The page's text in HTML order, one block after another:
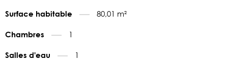
Surface habitable 80,01 m²
Chambres 1
Salles d'eau 1